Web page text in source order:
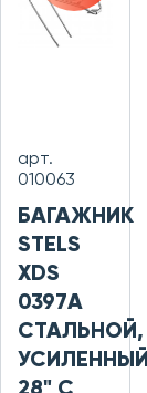
арт.
010063
БАГАЖНИК
STELS
XDS
0397А
СТАЛЬНОЙ,